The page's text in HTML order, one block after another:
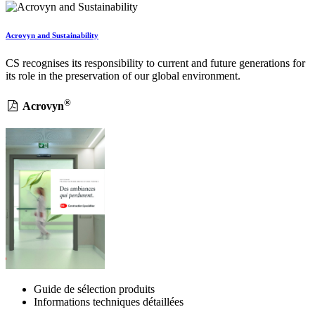
Acrovyn and Sustainability
CS recognises its responsibility to current and future generations for
its role in the preservation of our global environment.
Acrovyn®
Guide de sélection produits
Informations techniques détaillées